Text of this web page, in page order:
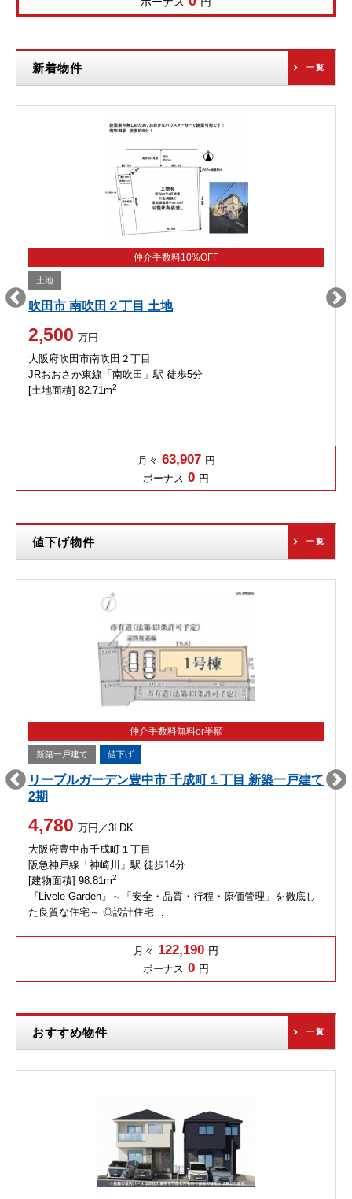
新着物件 一覧
仲介手数料10%OFF
土地
吹田市 南吹田２丁目 土地
2,500 万円
大阪府吹田市南吹田２丁目
JRおおさか東線「南吹田」駅 徒歩5分
[土地面積] 82.71m2
月々 63,907 円
ボーナス 0 円
値下げ物件 一覧
仲介手数料無料or半額
新築一戸建て 値下げ
リーブルガーデン豊中市 千成町１丁目 新築一戸建て
2期
4,780 万円／3LDK
大阪府豊中市千成町１丁目
阪急神戸線「神崎川」駅 徒歩14分
[建物面積] 98.81m2
『Livele Garden』～「安全・品質・行程・原価管理」を徹底し
た良質な住宅～ ◎設計住宅…
月々 122,190 円
ボーナス 0 円
おすすめ物件 一覧